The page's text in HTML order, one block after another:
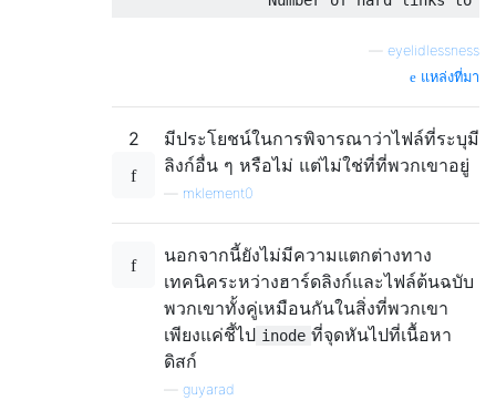
eyelidlessness
แหล่งที่มา
2
มีประโยชน์ในการพิจารณาว่าไฟล์ที่ระบุมี
ลิงก์อื่น ๆ หรือไม่ แต่ไม่ใช่ที่ที่พวกเขาอยู่
mklement0
นอกจากนี้ยังไม่มีความแตกต่างทาง
เทคนิคระหว่างฮาร์ดลิงก์และไฟล์ต้นฉบับ
พวกเขาทั้งคู่เหมือนกันในสิ่งที่พวกเขา
เพียงแค่ชี้ไป inode ที่จุดหันไปที่เนื้อหา
ดิสก์
guyarad